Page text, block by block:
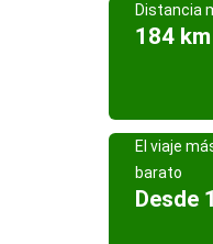
Distancia
184 km
El viaje
barato
Desde